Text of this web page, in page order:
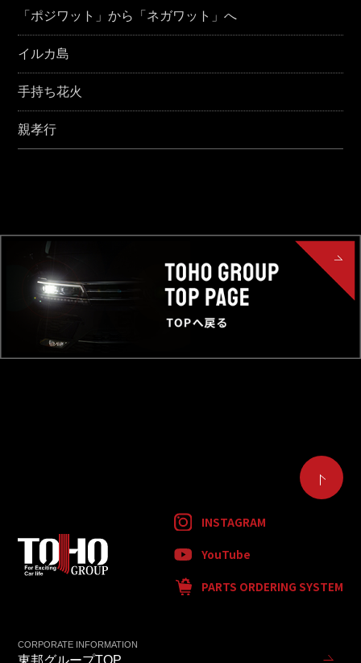
「ポジワット」から「ネガワット」へ
イルカ島
手持ち花火
親孝行
INSTAGRAM
YouTube
PARTS ORDERING SYSTEM
CORPORATE INFORMATION
東邦グループTOP